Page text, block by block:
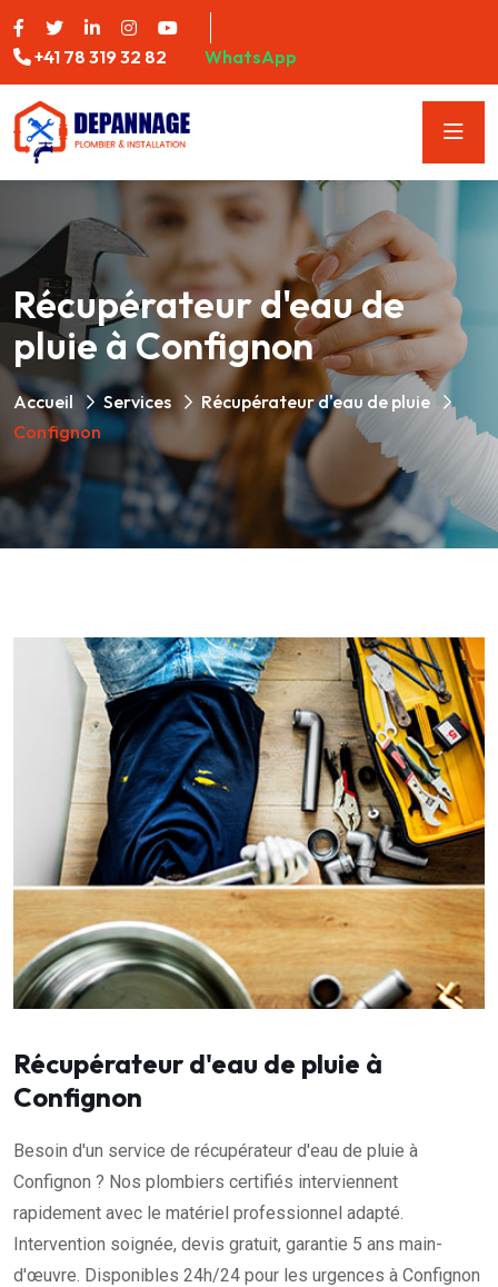
+41 78 319 32 82 WhatsApp
Récupérateur d'eau de
pluie à Confignon
Accueil Services
Récupérateur d'eau de pluie
Confignon
Récupérateur d'eau de pluie à
Confignon
Besoin d'un service de récupérateur d'eau de pluie à
Confignon ? Nos plombiers certifiés interviennent
rapidement avec le matériel professionnel adapté.
Intervention soignée, devis gratuit, garantie 5 ans main-
d'œuvre. Disponibles 24h/24 pour les urgences à Confignon